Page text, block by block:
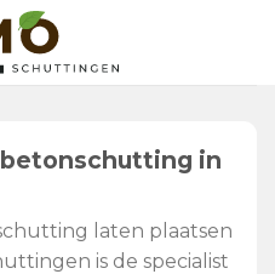
in
laten plaatsen
is de specialist